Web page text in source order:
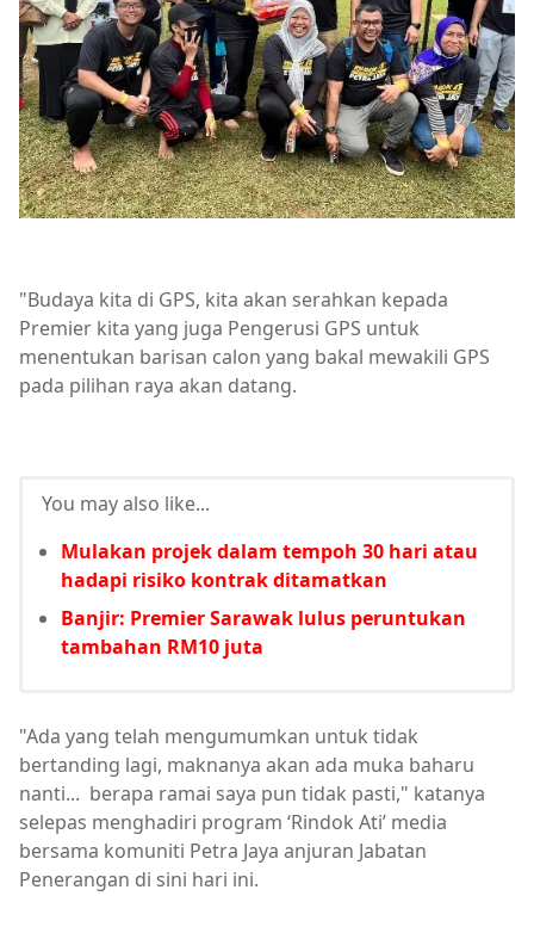
"Budaya kita di GPS, kita akan serahkan kepada
Premier kita yang juga Pengerusi GPS untuk
menentukan barisan calon yang bakal mewakili GPS
pada pilihan raya akan datang.
You may also like...
Mulakan projek dalam tempoh 30 hari atau
hadapi risiko kontrak ditamatkan
Banjir: Premier Sarawak lulus peruntukan
tambahan RM10 juta
"Ada yang telah mengumumkan untuk tidak
bertanding lagi, maknanya akan ada muka baharu
nanti... berapa ramai saya pun tidak pasti," katanya
selepas menghadiri program ‘Rindok Ati’ media
bersama komuniti Petra Jaya anjuran Jabatan
Penerangan di sini hari ini.